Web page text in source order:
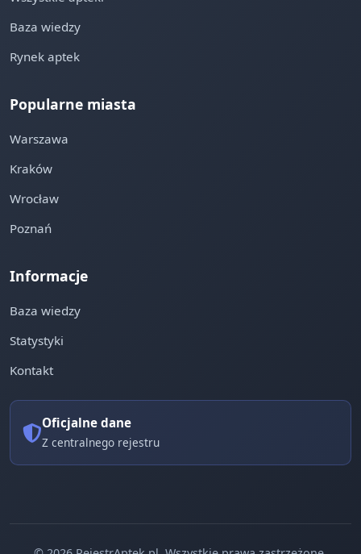
Baza wiedzy
Rynek aptek
Popularne miasta
Warszawa
Kraków
Wrocław
Poznań
Informacje
Baza wiedzy
Statystyki
Kontakt
Oficjalne dane
Z centralnego rejestru